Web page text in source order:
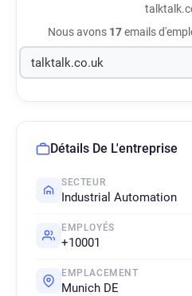
Nous avons 17emails
Détails De L'entreprise
SECTEUR
Industrial Automation
EMPLOYÉS
+10001
EMPLACEMENT
Munich DE